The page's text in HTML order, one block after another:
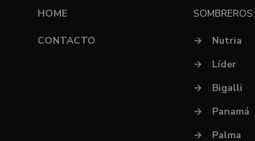
HOME
CONTACTO
SOMBREROS:
→
Nutria
→
Líder
→
Bigalli
→
Panamá
→
Palma